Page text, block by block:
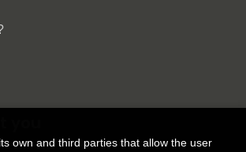
own and third parties that allow the user